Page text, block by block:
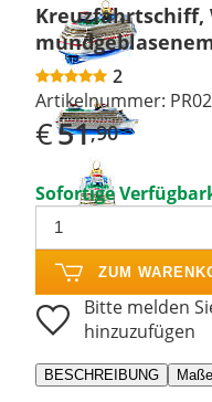
Kreuzfahrtschiff,
2
Artikelnummer:
€51,90
Sofortige
ZUM
Bitte melden
hinzuzufügen
BESCHREIBUNG Maße